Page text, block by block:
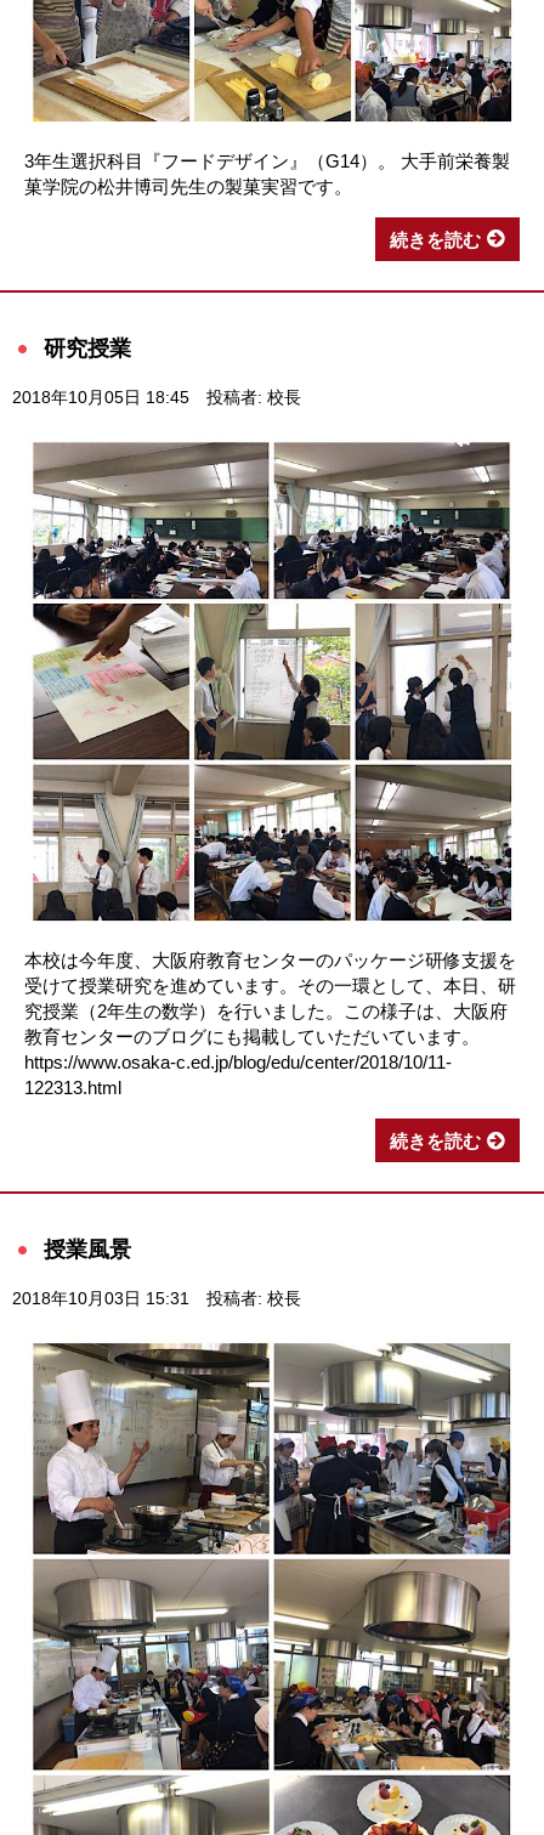
3年生選択科目『フードデザイン』（G14）。 大手前栄養製
菓学院の松井博司先生の製菓実習です。
続きを読む
研究授業
2018年10月05日 18:45 投稿者: 校長
本校は今年度、大阪府教育センターのパッケージ研修支援を
受けて授業研究を進めています。その一環として、本日、研
究授業（2年生の数学）を行いました。この様子は、大阪府
教育センターのブログにも掲載していただいています。
https://www.osaka-c.ed.jp/blog/edu/center/2018/10/11-
122313.html
続きを読む
授業風景
2018年10月03日 15:31 投稿者: 校長